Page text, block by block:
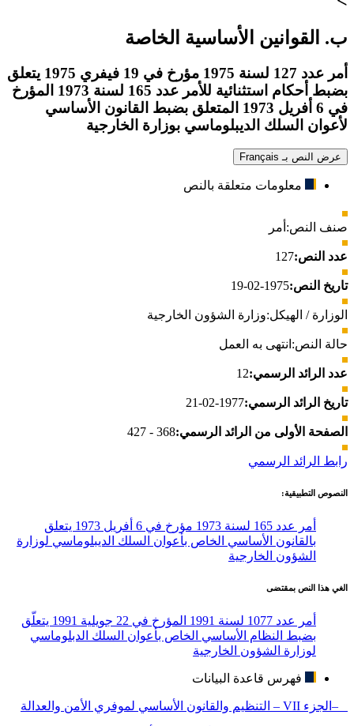
ب. القوانين الأساسية الخاصة
أمر عدد 127 لسنة 1975 مؤرخ في 19 فيفري 1975 يتعلق
بضبط أحكام استثنائية للأمر عدد 165 لسنة 1973 المؤرخ
في 6 أفريل 1973 المتعلق بضبط القانون الأساسي
لأعوان السلك الديبلوماسي بوزارة الخارجية
عرض النص بـ Français
معلومات متعلقة بالنص
صنف النص: أمر
عدد النص:127
تاريخ النص:1975-02-19
الوزارة / الهيكل:وزارة الشؤون الخارجية
حالة النص: انتهى به العمل
عدد الرائد الرسمي:12
تاريخ الرائد الرسمي:1977-02-21
الصفحة الأولى من الرائد الرسمي:368 - 427
رابط الرائد الرسمي
النصوص التطبيقية:
أمر عدد 165 لسنة 1973 مؤرخ في 6 أفريل 1973 يتعلق
بالقانون الأساسي الخاص بأعوان السلك الديبلوماسي لوزارة
الشؤون الخارجية
الغي هذا النص بمقتضى
أمر عدد 1077 لسنة 1991 المؤرخ في 22 جويلية 1991 يتعلّق
بضبط النظام الأساسي الخاص بأعوان السلك الدبلوماسي
لوزارة الشؤون الخارجية
فهرس قاعدة البيانات
–الجزء VII – التنظيم والقانون الأساسي لموفري الأمن والعدالة